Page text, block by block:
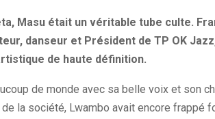
Masu était un véritable tube culte.
danseur et Président de TP OK Jazz,
de haute définition.
de monde avec sa belle voix et son
la société, Lwambo avait encore frappé